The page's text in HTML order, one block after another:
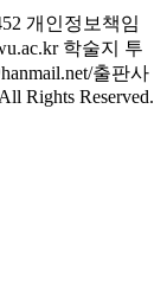
개인정보책임
학술지 투
출판사
Rights Reserved.